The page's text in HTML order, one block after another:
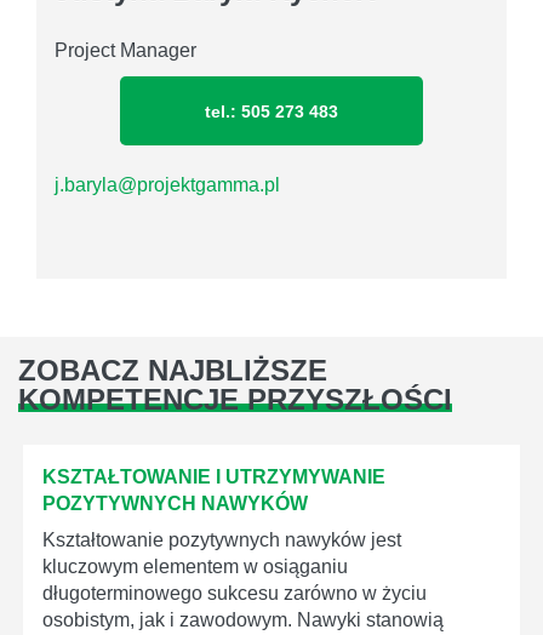
Project Manager
tel.: 505 273 483
j.baryla@projektgamma.pl
ZOBACZ NAJBLIŻSZE
KOMPETENCJE PRZYSZŁOŚCI
KSZTAŁTOWANIE I UTRZYMYWANIE
POZYTYWNYCH NAWYKÓW
Kształtowanie pozytywnych nawyków jest
kluczowym elementem w osiąganiu
długoterminowego sukcesu zarówno w życiu
osobistym, jak i zawodowym. Nawyki stanowią